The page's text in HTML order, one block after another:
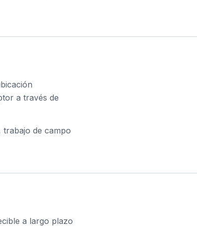
a través de
trabajo de campo
a largo plazo